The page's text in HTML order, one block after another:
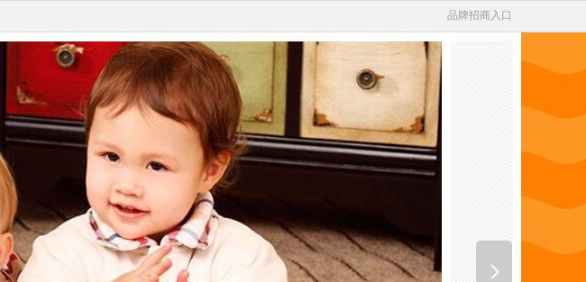
品牌招商入口